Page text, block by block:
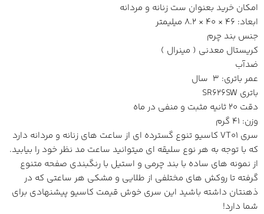
امکان خرید بعنوان ست زنانه و مردانه
ابعاد: 46 × 40 × 8.2 میلیمتر
جنس بند چرم
کریستال معدنی ( مینرال )
ضدآب
عمر باتری: 3 سال
باتری SR626SW
دقت 20 ثانیه مثبت و منفی در ماه
وزن: 41 گرم
سری VT01 کاسیو تنوع گسترده ای از ساعت های زنانه و مردانه دارد
که با توجه به هر نوع سلیقه ای میتوانید ساعت مد نظر خود را بیابید.
از نمونه های ساده با بند چرمی و استیل با رنگبندی صفحه متنوع
گرفته تا روکش های مختلفی از طلایی و مشکی هر ساعتی که در
ذهنتان داشته باشید این سری خوش قیمت کاسیو پیشنهادی برای
شما دارد!